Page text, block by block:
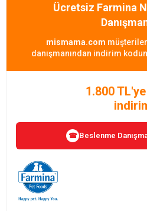
Ücretsiz Farmina
mismama.com
danışmanından indirim
1.800
☎ Beslenme